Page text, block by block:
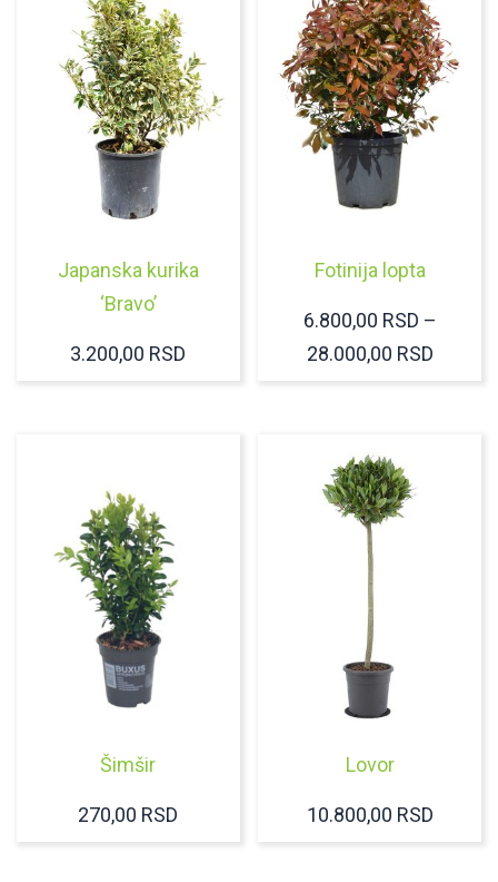
Japanska kurika
‘Bravo’
3.200,00 RSD
Fotinija lopta
6.800,00 RSD –
28.000,00 RSD
Šimšir
270,00 RSD
Lovor
10.800,00 RSD